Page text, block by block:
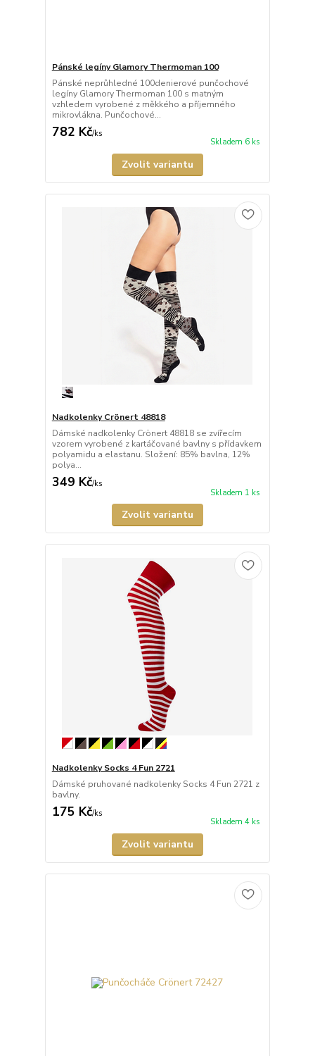
Pánské legíny Glamory Thermoman 100
Pánské neprůhledné 100denierové punčochové
legíny Glamory Thermoman 100 s matným
vzhledem vyrobené z měkkého a příjemného
mikrovlákna. Punčochové...
782 Kč/ks
Skladem 6 ks
Zvolit variantu
Nadkolenky Crönert 48818
Dámské nadkolenky Crönert 48818 se zvířecím
vzorem vyrobené z kartáčované bavlny s přídavkem
polyamidu a elastanu. Složení: 85% bavlna, 12%
polya...
349 Kč/ks
Skladem 1 ks
Zvolit variantu
Nadkolenky Socks 4 Fun 2721
Dámské pruhované nadkolenky Socks 4 Fun 2721 z
bavlny.
175 Kč/ks
Skladem 4 ks
Zvolit variantu